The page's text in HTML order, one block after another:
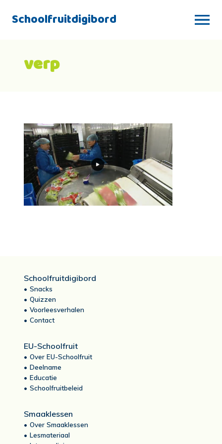
Schoolfruitdigibord
verp
Schoolfruitdigibord
Snacks
Quizzen
Voorleesverhalen
Contact
EU-Schoolfruit
Over EU-Schoolfruit
Deelname
Educatie
Schoolfruitbeleid
Smaaklessen
Over Smaaklessen
Lesmateriaal